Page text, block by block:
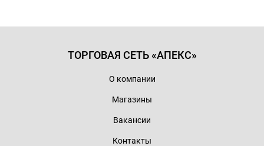
ТОРГОВАЯ СЕТЬ «АПЕКС»
О компании
Магазины
Вакансии
Контакты